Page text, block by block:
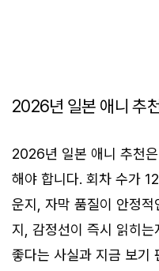
2026년 일본 애니 추
2026년 일본 애니 추천
해야 합니다. 회차 수가
운지, 자막 품질이 안정
지, 감정선이 즉시 읽히는
좋다는 사실과 지금 보기